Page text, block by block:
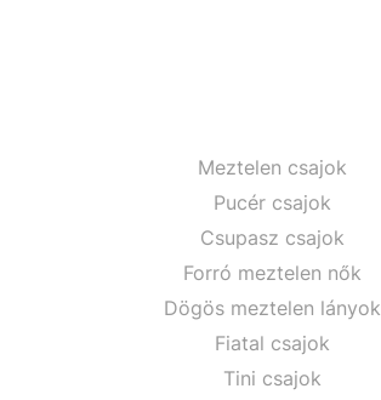
Meztelen csajok
Pucér csajok
Csupasz csajok
Forró meztelen nők
Dögös meztelen lányok
Fiatal csajok
Tini csajok